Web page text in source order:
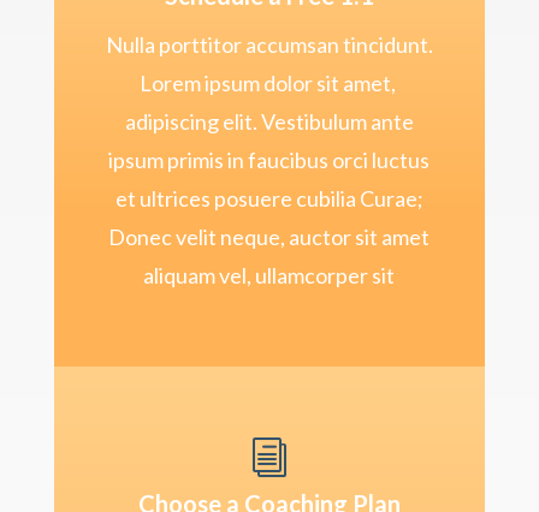
Nulla porttitor accumsan tincidunt.
Lorem ipsum dolor sit amet,
adipiscing elit. Vestibulum ante
ipsum primis in faucibus orci luctus
et ultrices posuere cubilia Curae;
Donec velit neque, auctor sit amet
aliquam vel, ullamcorper sit
i
Choose a Coaching Plan